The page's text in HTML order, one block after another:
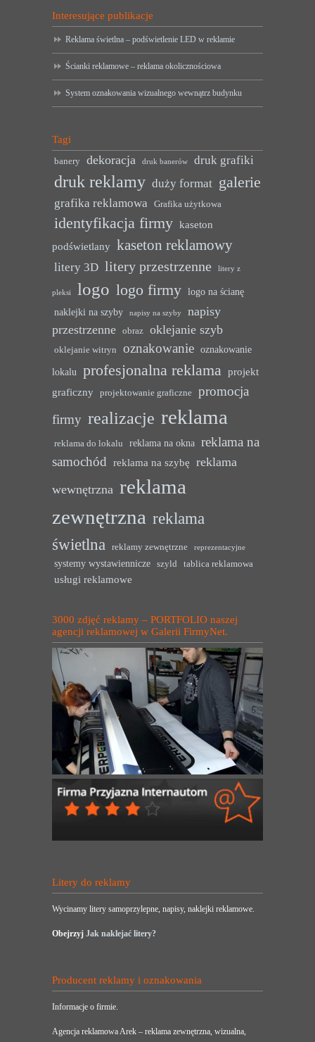
Interesujące publikacje
Reklama świetlna – podświetlenie LED w reklamie
Ścianki reklamowe – reklama okolicznościowa
System oznakowania wizualnego wewnątrz budynku
Tagi
banery dekoracja druk banerów druk grafiki
druk reklamy duży format galerie
grafika reklamowa Grafika użytkowa
identyfikacja firmy kaseton
podświetlany kaseton reklamowy
litery 3D litery przestrzenne litery z
pleksi logo logo firmy logo na ścianę
naklejki na szyby
napisy na szyby
napisy
przestrzenne
obraz oklejanie szyb
oklejanie witryn oznakowanie oznakowanie
lokalu profesjonalna reklama projekt
graficzny
projektowanie graficzne
promocja
firmy realizacje reklama
reklama do lokalu reklama na okna reklama na
samochód reklama na szybę reklama
wewnętrzna reklama
zewnętrzna reklama
świetlna
reklamy zewnętrzne reprezentacyjne
systemy wystawiennicze szyld tablica reklamowa
usługi reklamowe
3000 zdjęć reklamy – PORTFOLIO naszej
agencji reklamowej w Galerii FirmyNet.
Litery do reklamy
Wycinamy litery samoprzylepne, napisy, naklejki reklamowe.
Obejrzyj Jak naklejać litery?
Producent reklamy i oznakowania
Informacje o firmie.
Agencja reklamowa Arek – reklama zewnętrzna, wizualna,